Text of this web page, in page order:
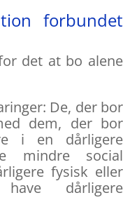
forbundet
det at bo alene
De, der bor
dem, der bor
i en dårligere
mindre social
fysisk eller
dårligere